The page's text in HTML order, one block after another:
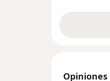
Opiniones